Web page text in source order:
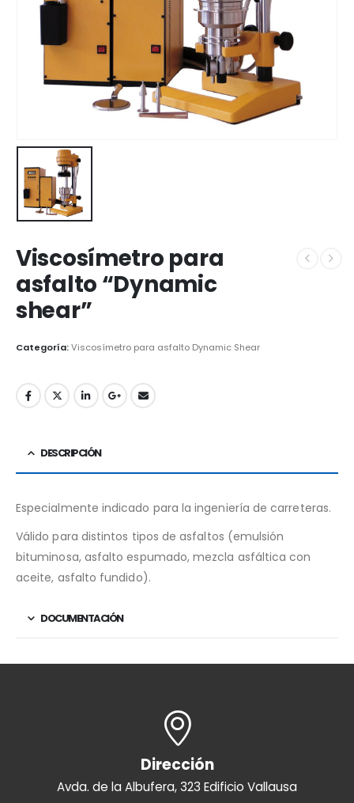
Viscosímetro para
asfalto “Dynamic
shear”
Categoría:Viscosímetro para asfalto Dynamic Shear
DESCRIPCIÓN
Especialmente indicado para la ingeniería de carreteras.
Válido para distintos tipos de asfaltos (emulsión
bituminosa, asfalto espumado, mezcla asfáltica con
aceite, asfalto fundido).
DOCUMENTACIÓN
Dirección
Avda. de la Albufera, 323 Edificio Vallausa